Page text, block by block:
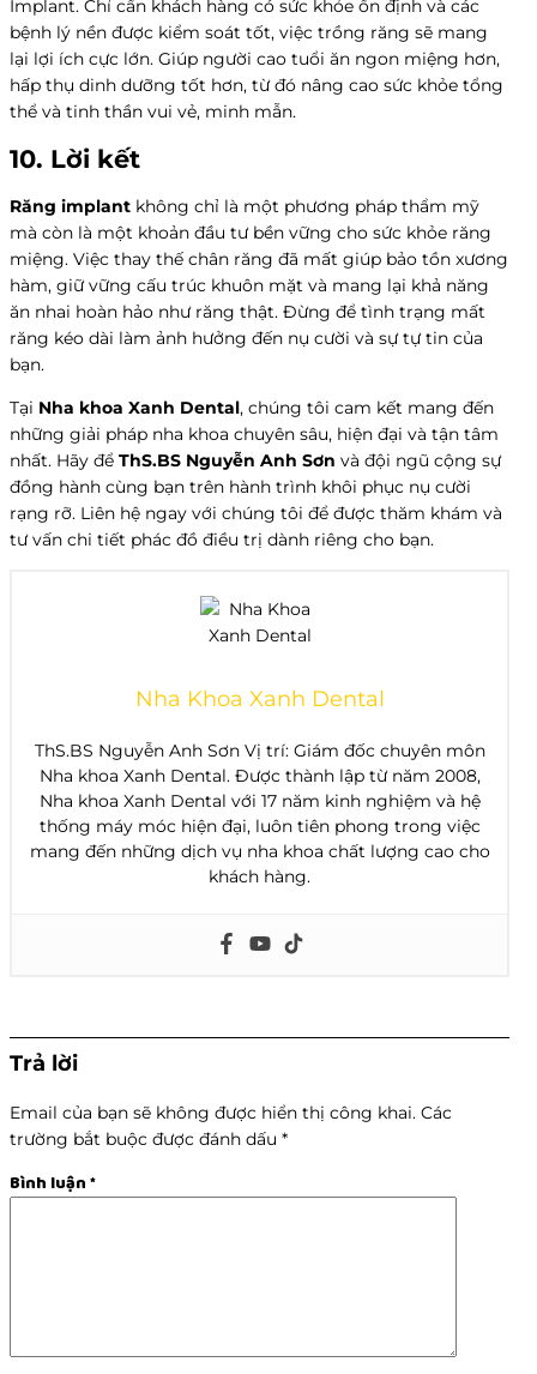
Implant. Chỉ cần khách hàng có sức khỏe ổn định và các
bệnh lý nền được kiểm soát tốt, việc trồng răng sẽ mang
lại lợi ích cực lớn. Giúp người cao tuổi ăn ngon miệng hơn,
hấp thụ dinh dưỡng tốt hơn, từ đó nâng cao sức khỏe tổng
thể và tinh thần vui vẻ, minh mẫn.
10. Lời kết
Răng implant không chỉ là một phương pháp thẩm mỹ
mà còn là một khoản đầu tư bền vững cho sức khỏe răng
miệng. Việc thay thế chân răng đã mất giúp bảo tồn xương
hàm, giữ vững cấu trúc khuôn mặt và mang lại khả năng
ăn nhai hoàn hảo như răng thật. Đừng để tình trạng mất
răng kéo dài làm ảnh hưởng đến nụ cười và sự tự tin của
bạn.
Tại Nha khoa Xanh Dental, chúng tôi cam kết mang đến
những giải pháp nha khoa chuyên sâu, hiện đại và tận tâm
nhất. Hãy để ThS.BS Nguyễn Anh Sơn và đội ngũ cộng sự
đồng hành cùng bạn trên hành trình khôi phục nụ cười
rạng rỡ. Liên hệ ngay với chúng tôi để được thăm khám và
tư vấn chi tiết phác đồ điều trị dành riêng cho bạn.
Nha Khoa Xanh Dental
ThS.BS Nguyễn Anh Sơn Vị trí: Giám đốc chuyên môn
Nha khoa Xanh Dental. Được thành lập từ năm 2008,
Nha khoa Xanh Dental với 17 năm kinh nghiệm và hệ
thống máy móc hiện đại, luôn tiên phong trong việc
mang đến những dịch vụ nha khoa chất lượng cao cho
khách hàng.
Trả lời
Email của bạn sẽ không được hiển thị công khai. Các
trường bắt buộc được đánh dấu *
Bình luận*